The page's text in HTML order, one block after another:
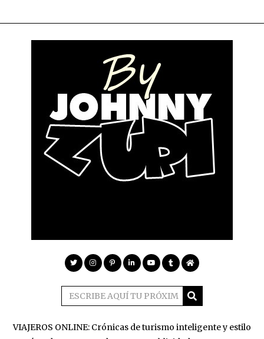
VIAJEROS ONLINE: Crónicas de turismo inteligente y estilo